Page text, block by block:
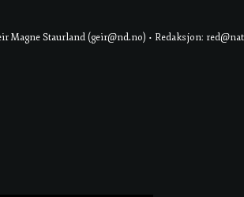
Magne Staurland (geir@nd.no) • Redaksjon: